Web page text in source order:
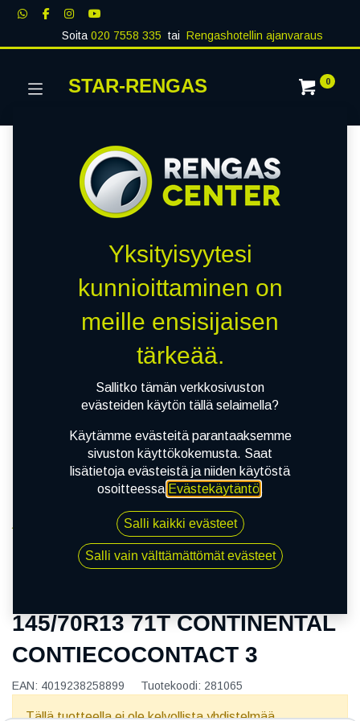
Soita020 7558 335 tai Rengashotellin ajanvaraus
STAR-RENGAS 0
145/70R13 71T CONTINENTAL CONTIECOCONTACT
145/70R13 71T CONTINENTAL
CONTIECOCONTACT 3
EAN: 4019238258899 Tuotekoodi: 281065
Tällä tuotteella ei ole kelvollista yhdistelmää.
Yksityisyytesi
kunnioittaminen on
meille ensisijaisen
tärkeää.
Sallitko tämän verkkosivuston
evästeiden käytön tällä selaimella?
Käytämme evästeitä parantaaksemme
sivuston käyttökokemusta. Saat
lisätietoja evästeistä ja niiden käytöstä
osoitteessa Evästekäytäntö.
Salli kaikki evästeet
Salli vain välttämättömät evästeet